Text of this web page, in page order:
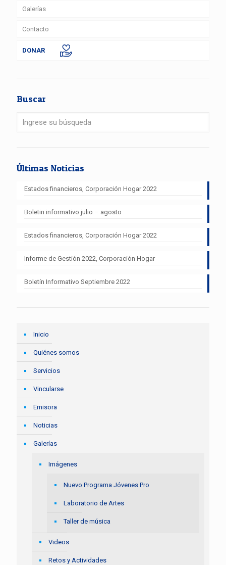
Galerías
Contacto
DONAR
Buscar
Últimas Noticias
Estados financieros, Corporación Hogar 2022
Boletin informativo julio – agosto
Estados financieros, Corporación Hogar 2022
Informe de Gestión 2022, Corporación Hogar
Boletín Informativo Septiembre 2022
Inicio
Quiénes somos
Servicios
Vincularse
Emisora
Noticias
Galerías
Imágenes
Nuevo Programa Jóvenes Pro
Laboratorio de Artes
Taller de música
Videos
Retos y Actividades